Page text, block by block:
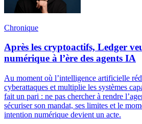
Chronique
Après les cryptoactifs, Ledger
numérique à l’ère des agents IA
Au moment où l’intelligence artificielle
cyberattaques et multiplie les systèmes
fait un pari : ne pas chercher à rendre
sécuriser son mandat, ses limites et le
intention numérique devient un acte.